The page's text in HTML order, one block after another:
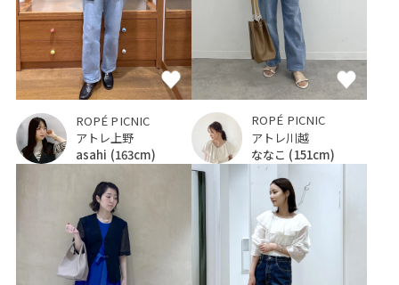
ROPÉ PICNIC
アトレ上野
asahi (163cm)
ROPÉ PICNIC
アトレ川越
ななこ (151cm)